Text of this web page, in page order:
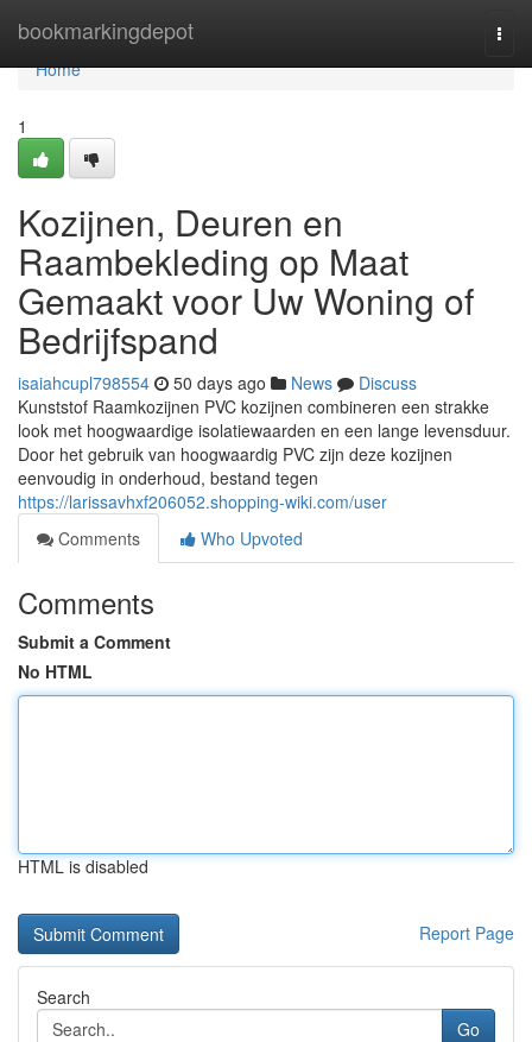
bookmarkingdepot
Home
Home
1
Kozijnen, Deuren en
Raambekleding op Maat
Gemaakt voor Uw Woning of
Bedrijfspand
isaiahcupl798554 50 days ago News
Discuss
Kunststof Raamkozijnen PVC kozijnen combineren een strakke
look met hoogwaardige isolatiewaarden en een lange levensduur.
Door het gebruik van hoogwaardig PVC zijn deze kozijnen
eenvoudig in onderhoud, bestand tegen
https://larissavhxf206052.shopping-wiki.com/user
Comments
Who Upvoted
Comments
Submit a Comment
No HTML
HTML is disabled
Report Page
Search
Go